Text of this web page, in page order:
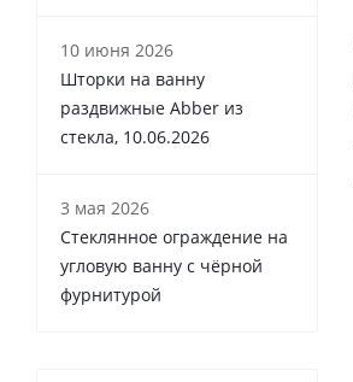
10 июня 2026
Шторки на ванну
раздвижные Abber из
стекла, 10.06.2026
3 мая 2026
Стеклянное ограждение на
угловую ванну с чёрной
фурнитурой